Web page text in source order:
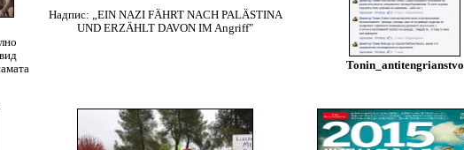
Надпис: „EIN NAZI FÄHRT NACH PALÄSTINA
UND ERZÄHLT DAVON IM Angriff"
Tonin_antitengrianstvo